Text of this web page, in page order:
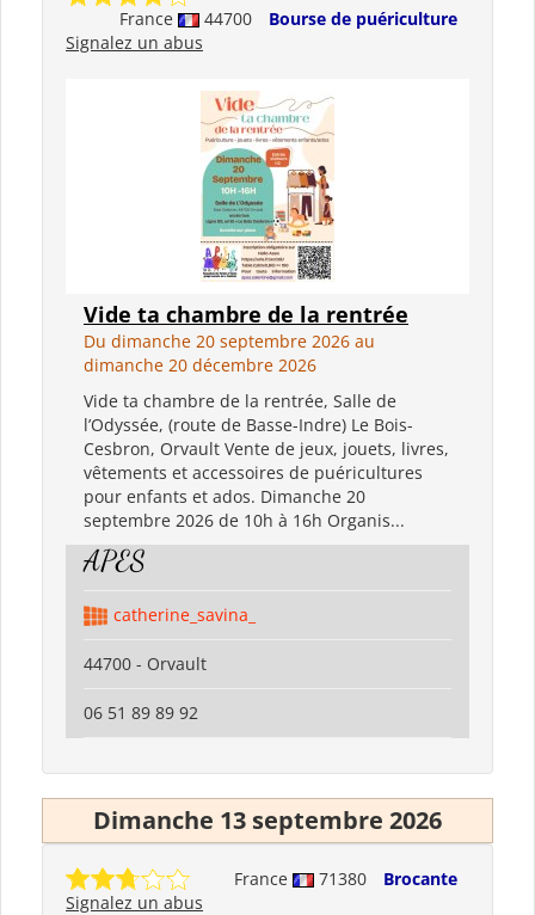
France 44700
Bourse de puériculture
Signalez un abus
Vide ta chambre de la rentrée
Du dimanche 20 septembre 2026 au
dimanche 20 décembre 2026
Vide ta chambre de la rentrée, Salle de
l’Odyssée, (route de Basse-Indre) Le Bois-
Cesbron, Orvault Vente de jeux, jouets, livres,
vêtements et accessoires de puéricultures
pour enfants et ados. Dimanche 20
septembre 2026 de 10h à 16h Organis...
APES
catherine_savina_
44700 - Orvault
06 51 89 89 92
Dimanche 13 septembre 2026
France 71380
Brocante
Signalez un abus